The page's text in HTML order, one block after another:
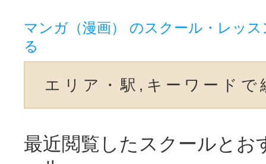
マンガ（漫画） のスクール・レッ
る
エリア・駅,キーワードで
最近閲覧したスクールとお